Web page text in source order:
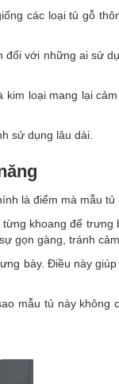
các loại tủ gỗ
đối với những ai sử
loại mang lại
sử dụng lâu dài.
là điểm mà mẫu tủ
khoang để trưng
gọn gàng, tránh
bày. Điều này
mẫu tủ này không